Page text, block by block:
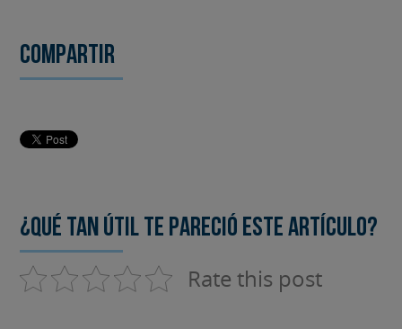
Compartir
¿Qué tan útil te pareció este artículo?
Rate this post